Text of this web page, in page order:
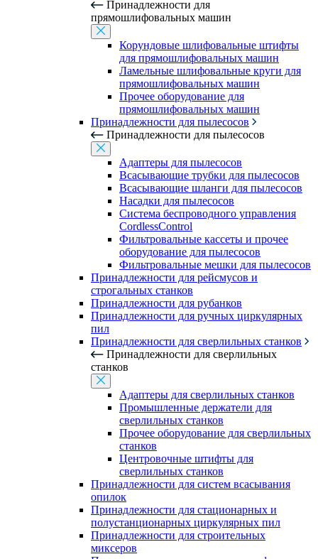
Принадлежности для
прямошлифовальных машин
Корундовые шлифовальные штифты
для прямошлифовальных машин
Ламельные шлифовальные круги для
прямошлифовальных машин
Прочее оборудование для
прямошлифовальных машин
Принадлежности для пылесосов
Принадлежности для пылесосов
Адаптеры для пылесосов
Всасывающие трубки для пылесосов
Всасывающие шланги для пылесосов
Насадки для пылесосов
Система беспроводного управления
CordlessControl
Фильтровальные кассеты и прочее
оборудование для пылесосов
Фильтровальные мешки для пылесосов
Принадлежности для рейсмусов и
строгальных станков
Принадлежности для рубанков
Принадлежности для ручных циркулярных
пил
Принадлежности для сверлильных станков
Принадлежности для сверлильных
станков
Адаптеры для сверлильных станков
Промышленные держатели для
сверлильных станков
Прочее оборудование для сверлильных
станков
Центровочные штифты для
сверлильных станков
Принадлежности для систем всасывания
опилок
Принадлежности для стационарных и
полустанционарных циркулярных пил
Принадлежности для строительных
миксеров